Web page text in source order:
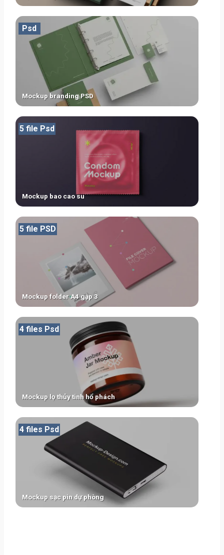
Mockup branding PSD
Psd
Mockup bao cao su
5 file Psd
Mockup folder A4 gập 3
5 file PSD
Mockup lọ thủy tinh hổ phách
4 files Psd
Mockup sạc pin dự phòng
4 files Psd